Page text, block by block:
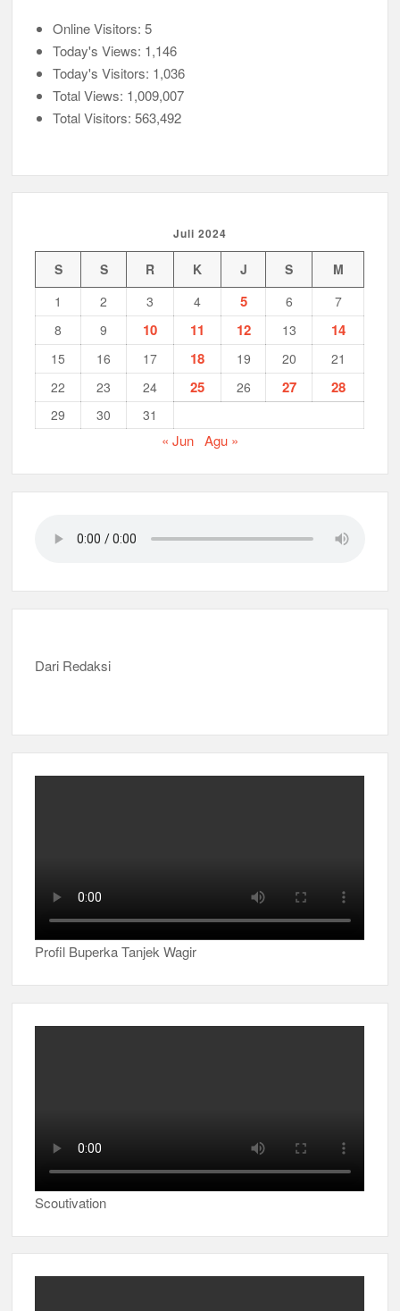
Online Visitors:5
Today's Views: 1,146
Today's Visitors: 1,036
Total Views: 1,009,007
Total Visitors:563,492
Juli 2024
S S R K J S
M
1
2 3 4 5 6
7
8
9 10 11 12 13 14
15 16 17 18 19 20
21
22
23 24 25 26 27 28
29 30 31
« Jun Agu »
Dari Redaksi
Profil Buperka Tanjek Wagir
Scoutivation